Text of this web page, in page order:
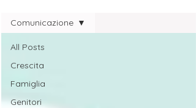
All Posts
Crescita
Famiglia
Genitori
Comunicazione